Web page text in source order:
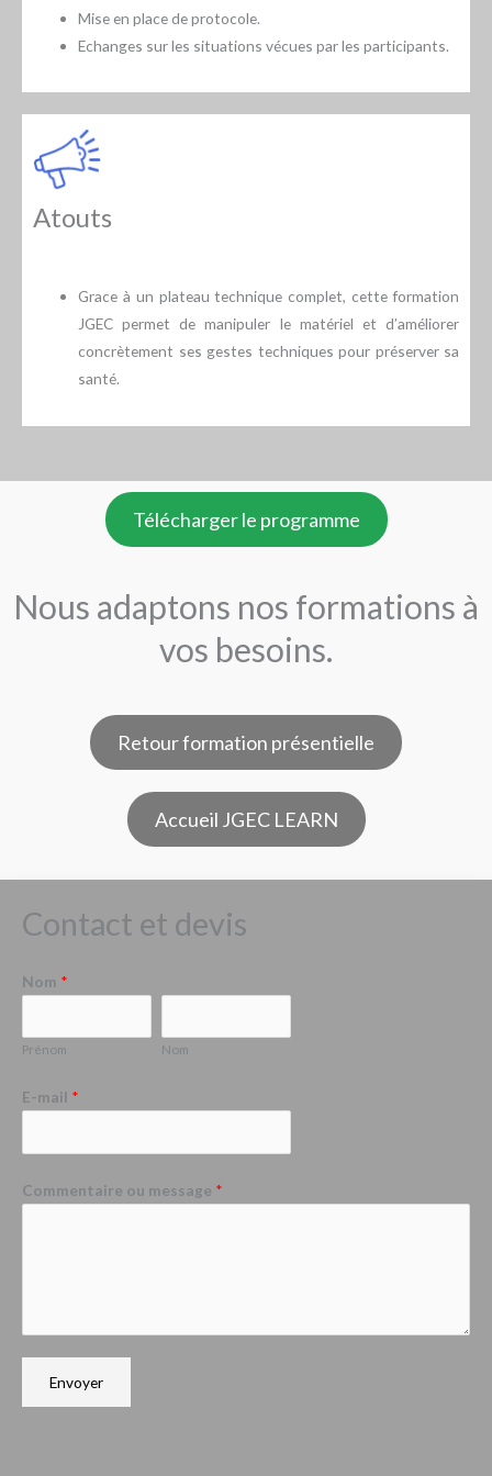
Mise en place de protocole.
Echanges sur les situations vécues par les participants.
Atouts
Grace à un plateau technique complet, cette formation
JGEC permet de manipuler le matériel et d’améliorer
concrètement ses gestes techniques pour préserver sa
santé.
Télécharger le programme
Nous adaptons nos formations à
vos besoins.
Retour formation présentielle
Accueil JGEC LEARN
Contact et devis
Nom *
Prénom Nom
E-mail *
Commentaire ou message *
Envoyer